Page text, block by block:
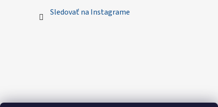
Sledovať na Instagrame